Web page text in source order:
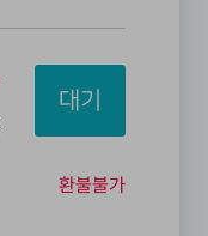
환불불가